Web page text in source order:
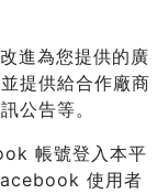
進為您提供的廣
提供給合作廠商
公告等。
帳號登入本平
使用者